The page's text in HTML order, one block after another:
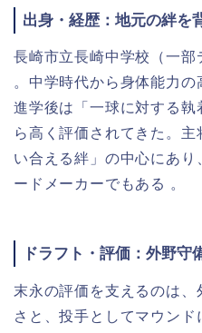
出身・経歴：地元の絆を
長崎市立長崎中学校（一部
。中学時代から身体能力の
進学後は「一球に対する
ら高く評価されてきた。
い合える絆」の中心にあ
ードメーカーでもある 。
ドラフト・評価：外野
末永の評価を支えるのは
さと、投手としてマウン